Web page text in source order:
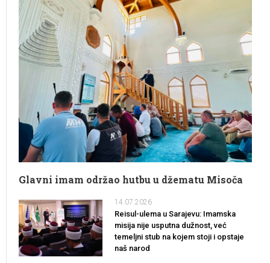
Glavni imam održao hutbu u džematu Misoča
14.07.2026
Reisul-ulema u Sarajevu: Imamska
misija nije usputna dužnost, već
temeljni stub na kojem stoji i opstaje
naš narod